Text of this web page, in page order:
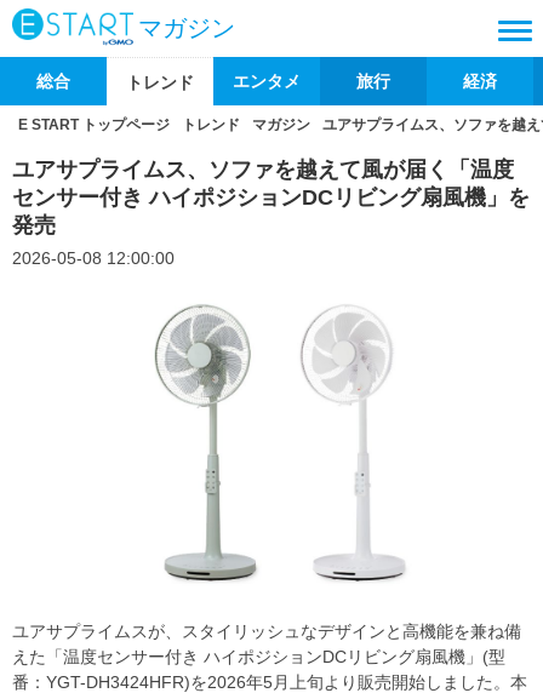
マガジン
総合 トレンド エンタメ 旅行 経済
E START トップページ トレンド マガジン ユアサプライムス、ソファを越
ユアサプライムス、ソファを越えて風が届く「温度
センサー付き ハイポジションDCリビング扇風機」を
発売
2026-05-08 12:00:00
ユアサプライムスが、スタイリッシュなデザインと高機能を兼ね備
えた「温度センサー付き ハイポジションDCリビング扇風機」(型
番：YGT-DH3424HFR)を2026年5月上旬より販売開始しました。本